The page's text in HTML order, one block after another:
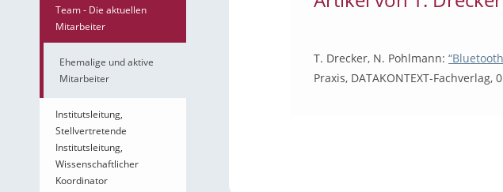
Team - Die aktuellen
Mitarbeiter
Ehemalige und aktive
Mitarbeiter
Institutsleitung,
Stellvertretende
Institutsleitung,
Wissenschaftlicher
Koordinator
T. Drecker, N. Pohlmann:
Praxis, DATAKONTEXT-Fachverlag,